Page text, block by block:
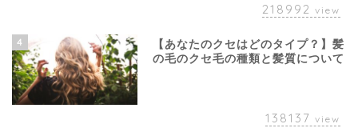
218992 view
4
【あなたのクセはどのタイプ？】髪
の毛のクセ毛の種類と髪質について
138137 view